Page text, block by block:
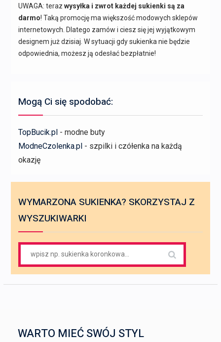
UWAGA: teraz wysyłka i zwrot każdej sukienki są za
darmo! Taką promocję ma większość modowych sklepów
internetowych. Dlatego zamów i ciesz się jej wyjątkowym
designem już dzisiaj. W sytuacji gdy sukienka nie będzie
odpowiednia, możesz ją odesłać bezpłatnie!
Mogą Ci się spodobać:
TopBucik.pl- modne buty
ModneCzolenka.pl- szpilki i czółenka na każdą
okazję
WYMARZONA SUKIENKA? SKORZYSTAJ Z
WYSZUKIWARKI
for:
WARTO MIEĆ SWÓJ STYL